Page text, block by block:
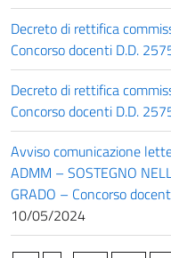
Decreto di rettifica
Concorso docenti D.D.
Decreto di rettifica
Concorso docenti D.D.
Avviso comunicazione
ADMM – SOSTEGNO
GRADO – Concorso
10/05/2024